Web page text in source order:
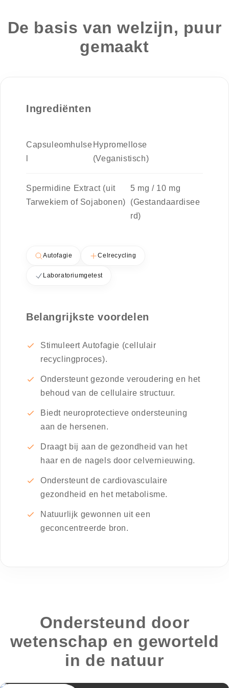
De basis van welzijn, puur
gemaakt
Ingrediënten
Capsuleomhulse Hypromellose
(Veganistisch)
Spermidine Extract (uit
Tarwekiem of Sojabonen)
5 mg / 10 mg
(Gestandaardisee
rd)
Autofagie Celrecycling
Laboratoriumgetest
Belangrijkste voordelen
Stimuleert Autofagie (cellulair
recyclingproces).
Ondersteunt gezonde veroudering en het
behoud van de cellulaire structuur.
Biedt neuroprotectieve ondersteuning
aan de hersenen.
Draagt bij aan de gezondheid van het
haar en de nagels door celvernieuwing.
Ondersteunt de cardiovasculaire
gezondheid en het metabolisme.
Natuurlijk gewonnen uit een
geconcentreerde bron.
Ondersteund door
wetenschap en geworteld
in de natuur